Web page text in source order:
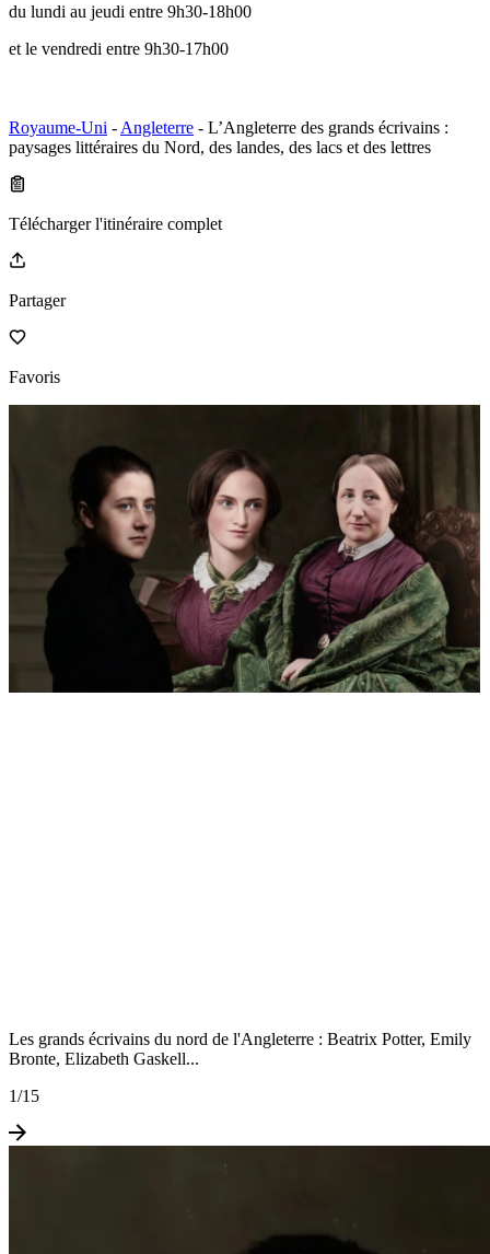
du lundi au jeudi entre 9h30-18h00
et le vendredi entre 9h30-17h00
Royaume-Uni - Angleterre - L’Angleterre des grands écrivains :
paysages littéraires du Nord, des landes, des lacs et des lettres
Télécharger l'itinéraire complet
Partager
Favoris
Les grands écrivains du nord de l'Angleterre : Beatrix Potter, Emily
Bronte, Elizabeth Gaskell...
1/15